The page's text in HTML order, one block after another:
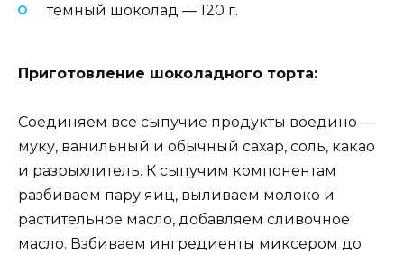
темный шоколад — 120 г.
Приготовление шоколадного торта:
Соединяем все сыпучие продукты воедино —
муку, ванильный и обычный сахар, соль, какао
и разрыхлитель. К сыпучим компонентам
разбиваем пару яиц, выливаем молоко и
растительное масло, добавляем сливочное
масло. Взбиваем ингредиенты миксером до